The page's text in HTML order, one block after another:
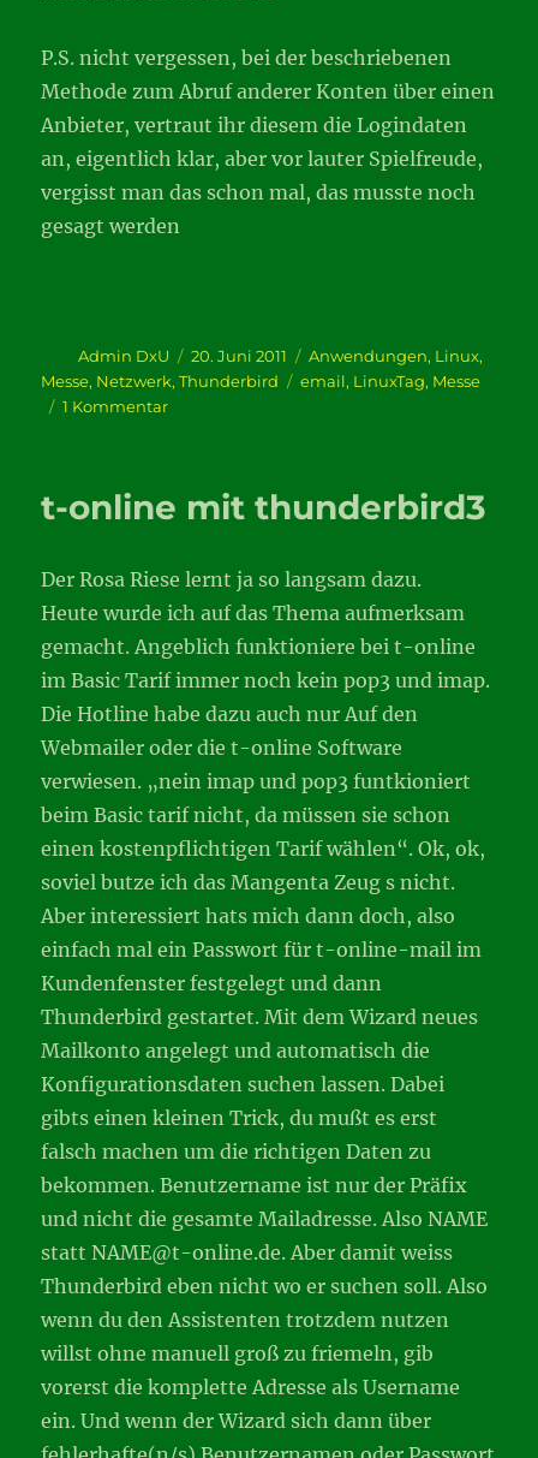
P.S. nicht vergessen, bei der beschriebenen
Methode zum Abruf anderer Konten über einen
Anbieter, vertraut ihr diesem die Logindaten
an, eigentlich klar, aber vor lauter Spielfreude,
vergisst man das schon mal, das musste noch
gesagt werden
Autor
Admin DxU
Veröffentlicht
am
20. Juni 2011 Kategorien
Anwendungen, Linux,
Messe, Netzwerk,Thunderbird Schlagwörter
email, LinuxTag, Messe
1 Kommentarzu
Open-
t-online mit thunderbird3
Der Rosa Riese lernt ja so langsam dazu.
Heute wurde ich auf das Thema aufmerksam
gemacht. Angeblich funktioniere bei t-online
im Basic Tarif immer noch kein pop3 und imap.
Die Hotline habe dazu auch nur Auf den
Webmailer oder die t-online Software
verwiesen. „nein imap und pop3 funtkioniert
beim Basic tarif nicht, da müssen sie schon
einen kostenpflichtigen Tarif wählen“. Ok, ok,
soviel butze ich das Mangenta Zeug s nicht.
Aber interessiert hats mich dann doch, also
einfach mal ein Passwort für t-online-mail im
Kundenfenster festgelegt und dann
Thunderbird gestartet. Mit dem Wizard neues
Mailkonto angelegt und automatisch die
Konfigurationsdaten suchen lassen. Dabei
gibts einen kleinen Trick, du mußt es erst
falsch machen um die richtigen Daten zu
bekommen. Benutzername ist nur der Präfix
und nicht die gesamte Mailadresse. Also NAME
statt NAME@t-online.de. Aber damit weiss
Thunderbird eben nicht wo er suchen soll. Also
wenn du den Assistenten trotzdem nutzen
willst ohne manuell groß zu friemeln, gib
vorerst die komplette Adresse als Username
ein. Und wenn der Wizard sich dann über